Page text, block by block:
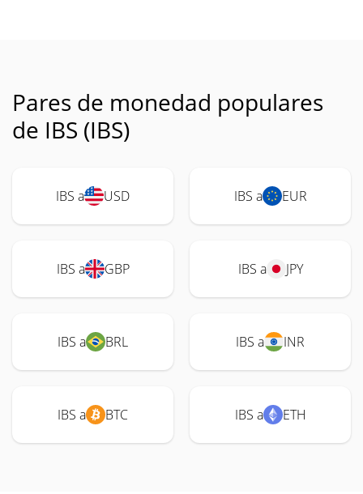
Pares de monedad populares
de IBS (IBS)
IBS a USD IBS a EUR
IBS a GBP IBS a JPY
IBS a BRL IBS a INR
IBS a BTC IBS a ETH